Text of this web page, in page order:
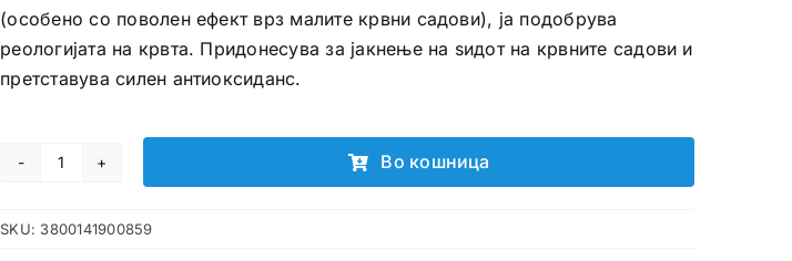
(особено со поволен ефект врз малите крвни садови), ја подобрува
реологијата на крвта. Придонесува за јакнење на ѕидот на крвните садови и
претставува силен антиоксиданс.
Entan
количина
Во кошница
SKU: 3800141900859